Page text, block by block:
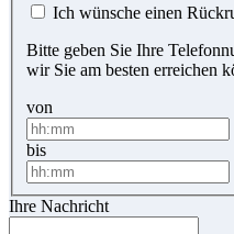
Ich wünsche einen
Bitte geben Sie Ihre
wir Sie am besten erreichen
von
bis
Ihre Nachricht